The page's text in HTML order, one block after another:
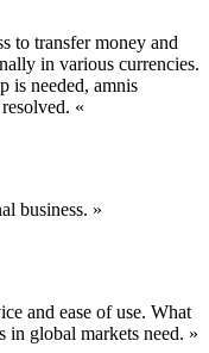
to transfer money and
in various currencies.
is needed, amnis
«
business. »
and ease of use. What
in global markets need. »